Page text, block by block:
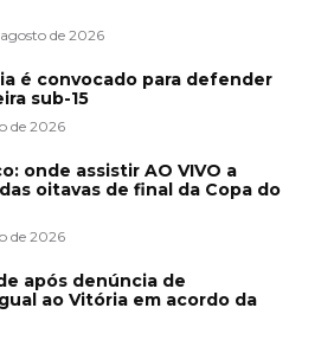
de 2026
é convocado para defender
sub-15
de 2026
onde assistir AO VIVO a
oitavas de final da Copa do
de 2026
após denúncia de
ao Vitória em acordo da